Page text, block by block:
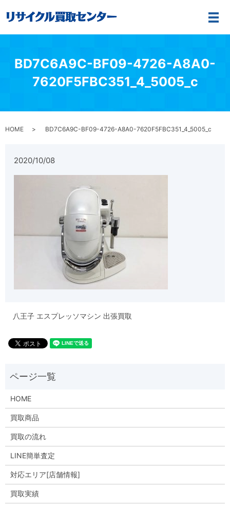
メ
BD7C6A9C-BF09-4726-A8A0-
7620F5FBC351_4_5005_c
HOME BD7C6A9C-BF09-4726-A8A0-7620F5FBC351_4_5005_c
2020/10/08
八王子 エスプレッソマシン 出張買取
HOME
買取商品
買取の流れ
LINE簡単査定
対応エリア[店舗情報]
買取実績